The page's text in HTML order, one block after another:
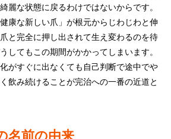
麗な状態に戻るわけではないからです。
康な新しい爪」が根元からじわじわと伸
と完全に押し出されて生え変わるのを待
してもこの期間がかかってしまいます。
がすぐに出なくても自己判断で途中でや
飲み続けることが完治への一番の近道と
名前の由来